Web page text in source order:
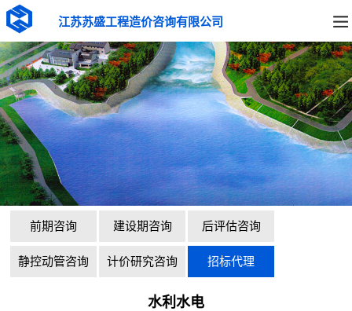
江苏苏盛工程造价咨询有限公司
前期咨询 建设期咨询 后评估咨询
静控动管咨询 计价研究咨询 招标代理
水利水电